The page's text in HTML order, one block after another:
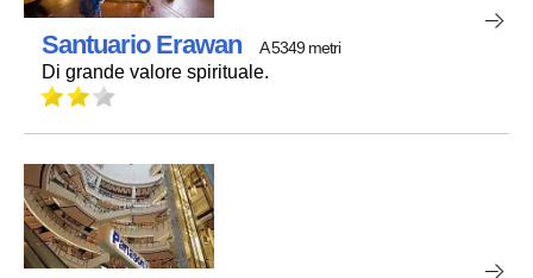
Santuario Erawan A 5349 metri
Di grande valore spirituale.